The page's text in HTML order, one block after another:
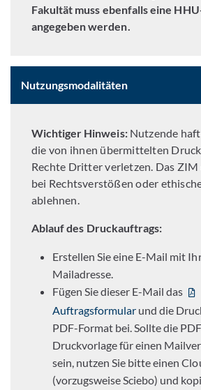
Fakultät muss ebenfalls eine
angegeben werden.
Nutzungsmodalitäten
Wichtiger Hinweis: Nutzende
die von ihnen übermittelten
Rechte Dritter verletzen. Das
bei Rechtsverstößen oder
ablehnen.
Ablauf des Druckauftrags:
Erstellen Sie eine E-Mail mit
Mailadresse.
Fügen Sie dieser E-Mail das
Auftragsformular und die
PDF-Format bei. Sollte die
Druckvorlage für einen
sein, nutzen Sie bitte einen
(vorzugsweise Sciebo) und